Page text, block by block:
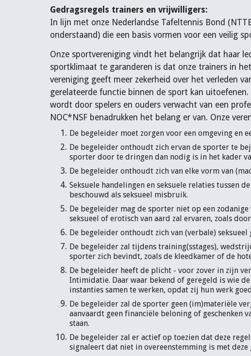
Gedragsregels trainers en vrijwilligers:
In lijn met onze Nederlandse Tafeltennis Bond
onderstaand) die een basis vormen voor een veilig
Onze sportvereniging vindt het belangrijk dat haar
sportklimaat te garanderen is dat onze trainers in
vereniging geeft meer zekerheid over het verleden
gerelateerde functie binnen de sport kan
wordt door spelers en ouders verwacht van een
NOC*NSF benadrukken het belang er van. Onze
De begeleider moet zorgen voor een omgeving en
De begeleider onthoudt zich ervan de sporter te
sporter door te dringen dan nodig is in het kader
De begeleider onthoudt zich van elke vorm van
Seksuele handelingen en seksuele relaties tussen
beschouwd als seksueel misbruik.
De begeleider mag de sporter niet op een
seksueel of erotisch van aard zal ervaren, zoals
De begeleider onthoudt zich van (verbale)
De begeleider zal tijdens training(sstages),
sporter zich bevindt, zoals de kleedkamer of de
De begeleider heeft de plicht - voor zover in zijn
Intimidatie. Daar waar bekend of geregeld is wie
instanties samen te werken, opdat zij hun werk
De begeleider zal de sporter geen (im)materiële
aanvaardt geen financiële beloning of
staan.
De begeleider zal er actief op toezien dat deze
signaleert dat niet in overeenstemming is met